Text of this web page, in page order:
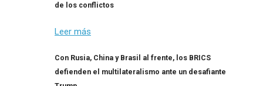
de los conflictos
Leer más
Con Rusia, China y Brasil al frente, los BRICS
defienden el multilateralismo ante un desafiante